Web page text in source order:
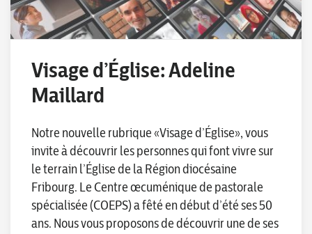
Visage d’Église: Adeline
Maillard
Notre nouvelle rubrique «Visage d’Église», vous
invite à découvrir les personnes qui font vivre sur
le terrain l’Église de la Région diocésaine
Fribourg. Le Centre œcuménique de pastorale
spécialisée (COEPS) a fêté en début d’été ses 50
ans. Nous vous proposons de découvrir une de ses